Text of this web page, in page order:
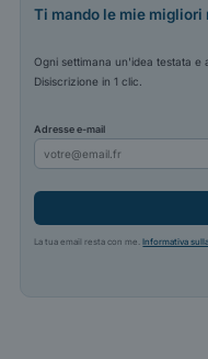
Ti mando le mie
Ogni settimana un'idea testata e
Disiscrizione in 1 clic.
Adresse e-mail
La tua email resta con me.Informativa